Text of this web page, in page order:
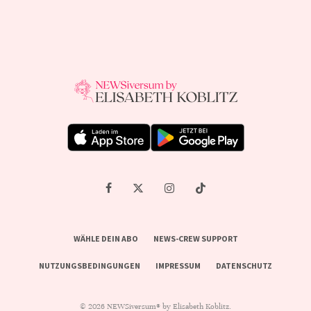
WÄHLE DEIN ABO NEWS-CREW SUPPORT
NUTZUNGSBEDINGUNGEN IMPRESSUM DATENSCHUTZ
© 2026 NEWSiversum® by Elisabeth Koblitz.